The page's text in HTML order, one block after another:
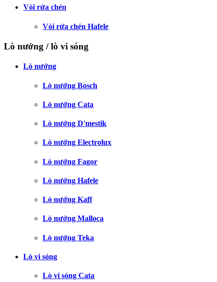
Vòi rửa chén
Vòi rửa chén Hafele
Lò nướng / lò vi sóng
Lò nướng
Lò nướng Bosch
Lò nướng Cata
Lò nướng D'mestik
Lò nướng Electrolux
Lò nướng Fagor
Lò nướng Hafele
Lò nướng Kaff
Lò nướng Malloca
Lò nướng Teka
Lò vi sóng
Lò vi sóng Cata